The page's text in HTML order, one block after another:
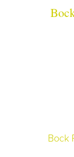
Bock